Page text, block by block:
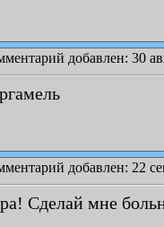
добавлен: 30
добавлен: 22
Сделай мне